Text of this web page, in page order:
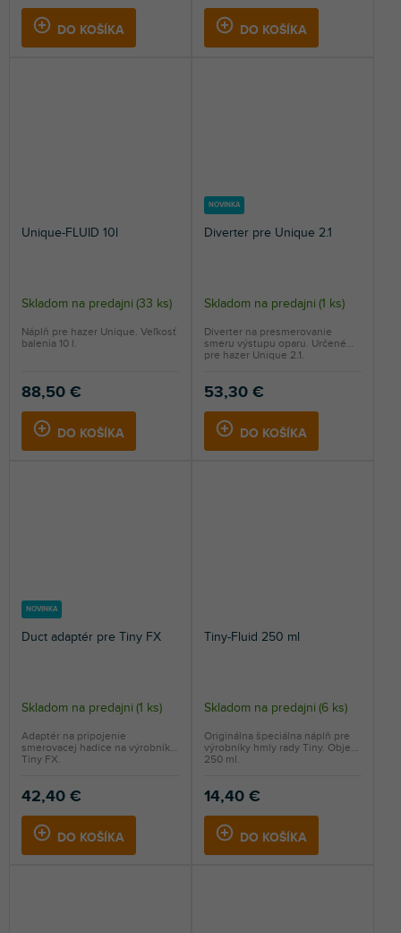
DO KOŠÍKA DO KOŠÍKA
Unique-FLUID 10l
Skladom na predajni (33 ks)
88,50 €
DO KOŠÍKA
Náplň pre hazer Unique. Veľkosť
balenia 10 l.
NOVINKA
Diverter pre Unique 2.1
Skladom na predajni (1 ks)
53,30 €
DO KOŠÍKA
Diverter na presmerovanie
smeru výstupu oparu. Určené
pre hazer Unique 2.1.
NOVINKA
Duct adaptér pre Tiny FX
Skladom na predajni (1 ks)
42,40 €
DO KOŠÍKA
Adaptér na pripojenie
smerovacej hadice na výrobník
Tiny FX.
Tiny-Fluid 250 ml
Skladom na predajni (6 ks)
14,40 €
DO KOŠÍKA
Originálna špeciálna náplň pre
výrobníky hmly rady Tiny. Objem
250 ml.